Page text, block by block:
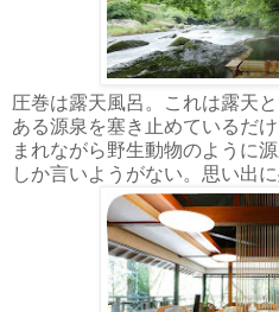
圧巻は露天風呂。これは露天
ある源泉を塞き止めているだ
まれながら野生動物のように
しか言いようがない。思い出